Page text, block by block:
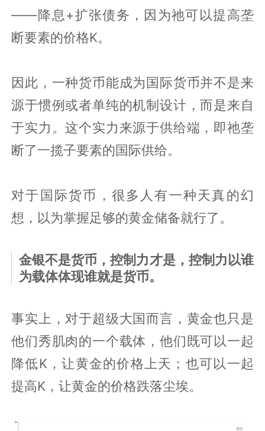
——降息+扩张债务，因为祂可以提高垄
断要素的价格K。
因此，一种货币能成为国际货币并不是来
源于惯例或者单纯的机制设计，而是来自
于实力。这个实力来源于供给端，即祂垄
断了一揽子要素的国际供给。
对于国际货币，很多人有一种天真的幻
想，以为掌握足够的黄金储备就行了。
金银不是货币，控制力才是，控制力以谁
为载体体现谁就是货币。
事实上，对于超级大国而言，黄金也只是
他们秀肌肉的一个载体，他们既可以一起
降低K，让黄金的价格上天；也可以一起
提高K，让黄金的价格跌落尘埃。